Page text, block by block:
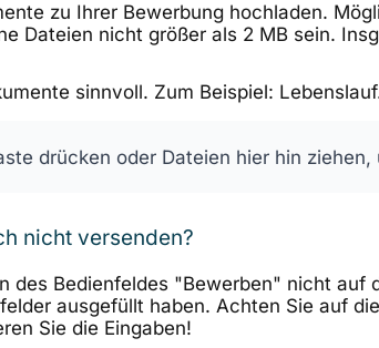
zu Ihrer Bewerbung hochladen.
Dateien nicht größer als 2 MB sein.
sinnvoll. Zum Beispiel:
drücken oder Dateien hier hin ziehen,
nicht versenden?
des Bedienfeldes "Bewerben" nicht
ausgefüllt haben. Achten Sie auf
Sie die Eingaben!